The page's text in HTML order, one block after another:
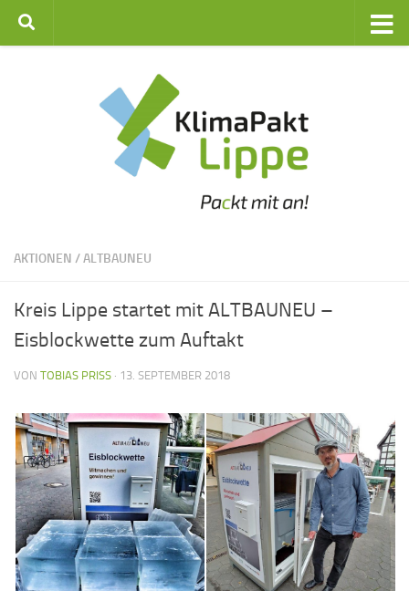
Zum Inhalt springen
AKTIONEN /ALTBAUNEU
Kreis Lippe startet mit ALTBAUNEU –
Eisblockwette zum Auftakt
VON TOBIAS PRISS · 13. SEPTEMBER 2018